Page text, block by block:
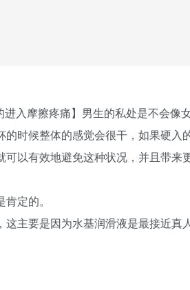
入摩擦疼痛】男生的私处是不会像
时候整体的感觉会很干，如果硬入
以有效地避免这种状况，并且带来
定的。
主要是因为水基润滑液是最接近真